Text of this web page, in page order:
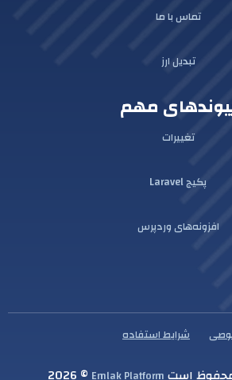
تماس با ما
تبدیل ارز
مهم
تغییرات
پکیج Laravel
افزونه‌های وردپرس
شرایط استفاده
است Emlak Platform
© 2026